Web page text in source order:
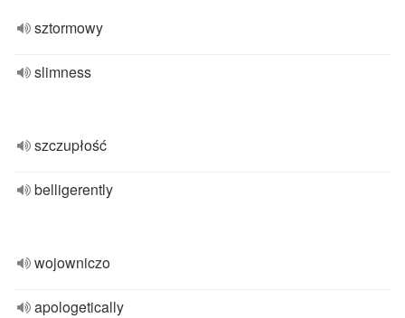
sztormowy
slimness
szczupłość
belligerently
wojowniczo
apologetically